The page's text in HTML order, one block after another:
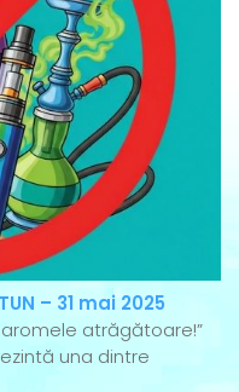
– 31 mai 2025
atrăgătoare!”
una dintre